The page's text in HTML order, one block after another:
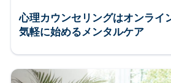
心理カウンセリングはオンライ
気軽に始めるメンタルケア